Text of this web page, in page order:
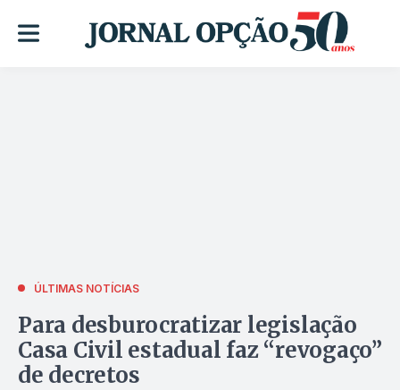
ÚLTIMAS NOTÍCIAS
Para desburocratizar legislação
Casa Civil estadual faz “revogaço”
de decretos